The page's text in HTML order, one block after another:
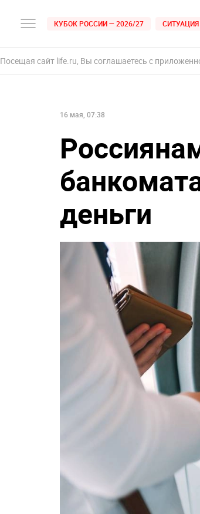
КУБОК РОССИИ — 2026/27
Посещая сайт life.ru, Вы соглашаетесь с
16 мая, 07:38
деньги